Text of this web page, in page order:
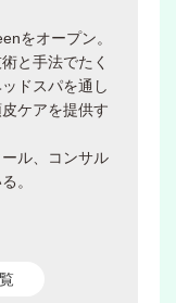
をオープン。
と手法でたく
ドスパを通し
ケアを提供す
ル、コンサル
。